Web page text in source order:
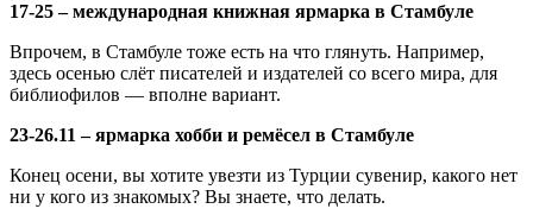
17-25 – международная книжная ярмарка в Стамбуле
Впрочем, в Стамбуле тоже есть на что глянуть. Например,
здесь осенью слёт писателей и издателей со всего мира, для
библиофилов — вполне вариант.
23-26.11 – ярмарка хобби и ремёсел в Стамбуле
Конец осени, вы хотите увезти из Турции сувенир, какого нет
ни у кого из знакомых? Вы знаете, что делать.